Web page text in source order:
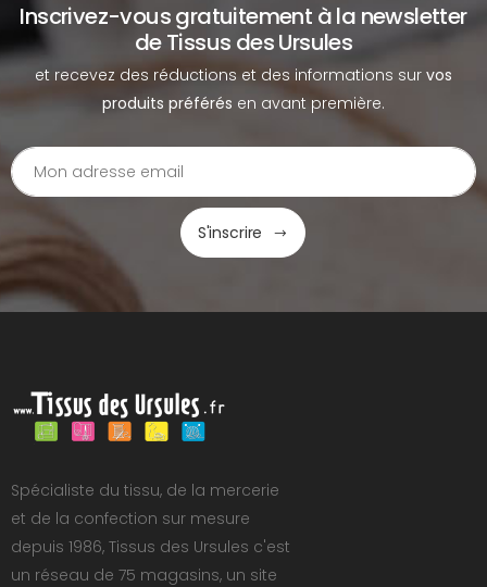
Inscrivez-vous gratuitement à la newsletter
de Tissus des Ursules
et recevez des réductions et des informations sur vos
produits préférés en avant première.
S'inscrire
Spécialiste du tissu, de la mercerie
et de la confection sur mesure
depuis 1986, Tissus des Ursules c'est
un réseau de 75 magasins, un site